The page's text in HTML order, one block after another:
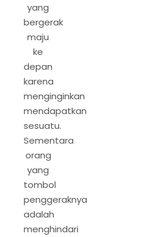
yang
bergerak
maju
ke
depan
karena
menginginkan
mendapatkan
sesuatu.
Sementara
orang
yang
tombol
penggeraknya
adalah
menghindari